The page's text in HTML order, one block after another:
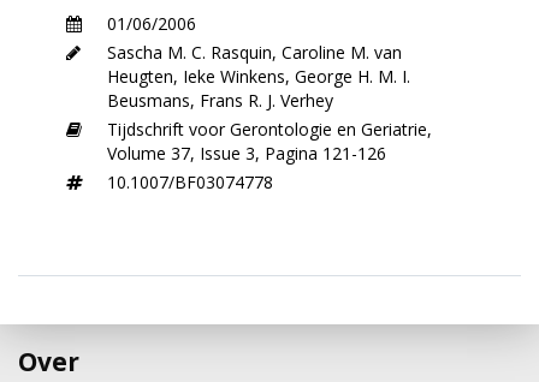
01/06/2006
Sascha M. C. Rasquin, Caroline M. van
Heugten, Ieke Winkens, George H. M. I.
Beusmans, Frans R. J. Verhey
Tijdschrift voor Gerontologie en Geriatrie,
Volume 37, Issue 3, Pagina 121-126
10.1007/BF03074778
Over